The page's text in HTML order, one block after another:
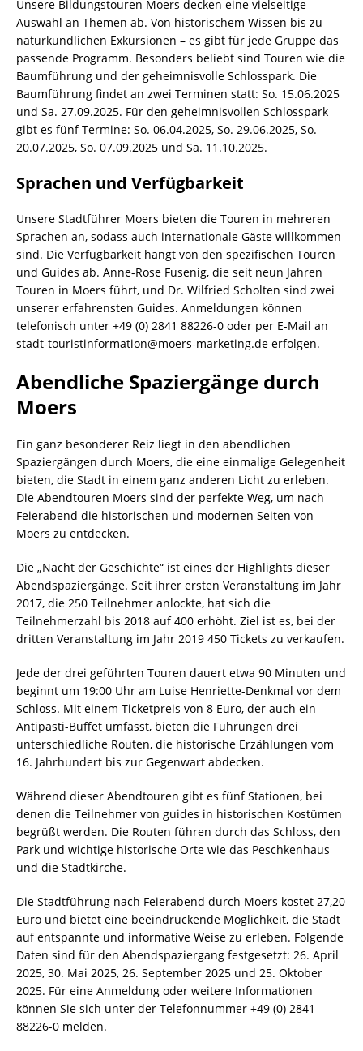
Unsere Bildungstouren Moers decken eine vielseitige
Auswahl an Themen ab. Von historischem Wissen bis zu
naturkundlichen Exkursionen – es gibt für jede Gruppe das
passende Programm. Besonders beliebt sind Touren wie die
Baumführung und der geheimnisvolle Schlosspark. Die
Baumführung findet an zwei Terminen statt: So. 15.06.2025
und Sa. 27.09.2025. Für den geheimnisvollen Schlosspark
gibt es fünf Termine: So. 06.04.2025, So. 29.06.2025, So.
20.07.2025, So. 07.09.2025 und Sa. 11.10.2025.
Sprachen und Verfügbarkeit
Unsere Stadtführer Moers bieten die Touren in mehreren
Sprachen an, sodass auch internationale Gäste willkommen
sind. Die Verfügbarkeit hängt von den spezifischen Touren
und Guides ab. Anne-Rose Fusenig, die seit neun Jahren
Touren in Moers führt, und Dr. Wilfried Scholten sind zwei
unserer erfahrensten Guides. Anmeldungen können
telefonisch unter +49 (0) 2841 88226-0 oder per E-Mail an
stadt-touristinformation@moers-marketing.de erfolgen.
Abendliche Spaziergänge durch
Moers
Ein ganz besonderer Reiz liegt in den abendlichen
Spaziergängen durch Moers, die eine einmalige Gelegenheit
bieten, die Stadt in einem ganz anderen Licht zu erleben.
Die Abendtouren Moers sind der perfekte Weg, um nach
Feierabend die historischen und modernen Seiten von
Moers zu entdecken.
Die „Nacht der Geschichte“ ist eines der Highlights dieser
Abendspaziergänge. Seit ihrer ersten Veranstaltung im Jahr
2017, die 250 Teilnehmer anlockte, hat sich die
Teilnehmerzahl bis 2018 auf 400 erhöht. Ziel ist es, bei der
dritten Veranstaltung im Jahr 2019 450 Tickets zu verkaufen.
Jede der drei geführten Touren dauert etwa 90 Minuten und
beginnt um 19:00 Uhr am Luise Henriette-Denkmal vor dem
Schloss. Mit einem Ticketpreis von 8 Euro, der auch ein
Antipasti-Buffet umfasst, bieten die Führungen drei
unterschiedliche Routen, die historische Erzählungen vom
16. Jahrhundert bis zur Gegenwart abdecken.
Während dieser Abendtouren gibt es fünf Stationen, bei
denen die Teilnehmer von guides in historischen Kostümen
begrüßt werden. Die Routen führen durch das Schloss, den
Park und wichtige historische Orte wie das Peschkenhaus
und die Stadtkirche.
Die Stadtführung nach Feierabend durch Moers kostet 27,20
Euro und bietet eine beeindruckende Möglichkeit, die Stadt
auf entspannte und informative Weise zu erleben. Folgende
Daten sind für den Abendspaziergang festgesetzt: 26. April
2025, 30. Mai 2025, 26. September 2025 und 25. Oktober
2025. Für eine Anmeldung oder weitere Informationen
können Sie sich unter der Telefonnummer +49 (0) 2841
88226-0 melden.